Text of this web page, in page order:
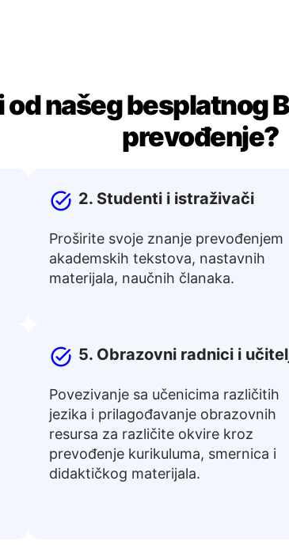
našeg besplatnog
prevođenje?
2. Studenti i istraživači
Proširite svoje znanje prevođenjem
akademskih tekstova, nastavnih
materijala, naučnih članaka.
5. Obrazovni radnici i
Povezivanje sa učenicima različitih
jezika i prilagođavanje obrazovnih
resursa za različite okvire kroz
prevođenje kurikuluma, smernica i
didaktičkog materijala.